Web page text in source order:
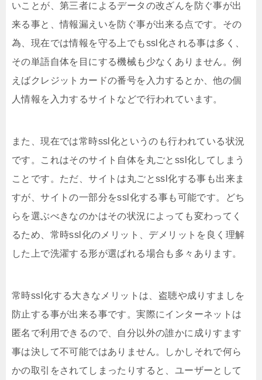
いことが、第三者によるデータの改ざんを防ぐ事が出
来る事と、情報漏えいを防ぐ事が出来る点です。その
為、現在では情報を守る上でもssl化される事は多く、
その単語自体を目にする機械も少なくありません。例
えばクレジットカードの番号を入力するとか、他の個
人情報を入力するサイトなどで行われています。
また、現在では常時ssl化というのも行われている状況
です。これはそのサイト自体を丸ごとssl化してしまう
ことです。ただ、サイトは丸ごとssl化する事も出来ま
すが、サイトの一部分をssl化する事も可能です。どち
らを選ぶべきなのかはその状況によっても変わってく
るため、常時ssl化のメリット、デメリットを良く理解
した上で洗濯する形が選ばれる場合も多々あります。
常時ssl化する大きなメリットは、盗聴や成りすましを
防止する事が出来る事です。実際にインターネットは
匿名で利用できるので、自分以外の誰かに成りすます
事は決して不可能ではありません。しかしそれで何ら
かの取引をされてしまったりすると、ユーザーとして